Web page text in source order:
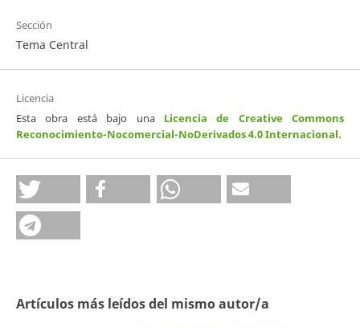
Sección
Tema Central
Licencia
Esta obra está bajo una Licencia de Creative Commons
Reconocimiento-Nocomercial-NoDerivados 4.0 Internacional.
Artículos más leídos del mismo autor/a